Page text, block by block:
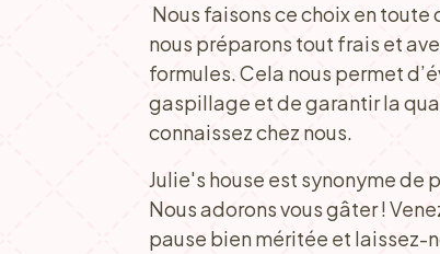
Nous faisons ce choix en toute
nous préparons tout frais et
formules. Cela nous permet
gaspillage et de garantir la
connaissez chez nous.​
Julie's house est synonyme de
Nous adorons vous gâter !
pause bien méritée et laissez-